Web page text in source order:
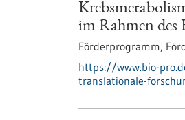
im Rahmen
Förderprogramm,
https://www.bio-
translationale-